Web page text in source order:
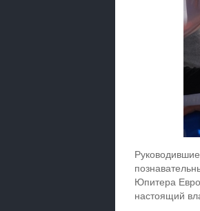
Юпитера
настоящий